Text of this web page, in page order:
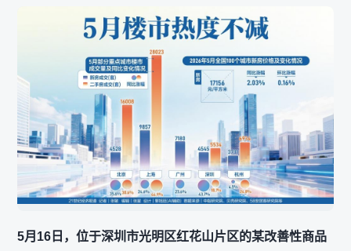
5月16日，位于深圳市光明区红花山片区的某改善性商品